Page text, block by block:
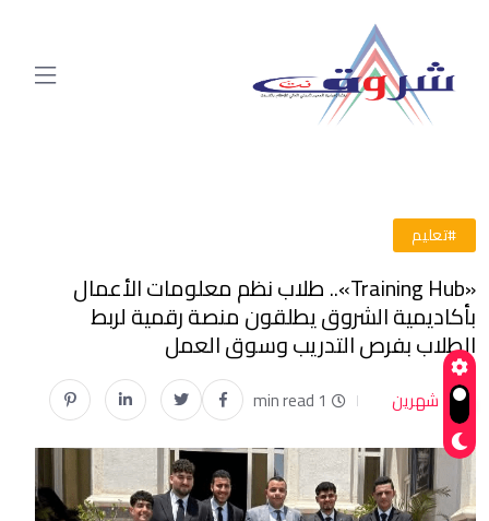
#تعليم
«Training Hub».. طلاب نظم معلومات الأعمال
بأكاديمية الشروق يطلقون منصة رقمية لربط
الطلاب بفرص التدريب وسوق العمل
شهرين 1 min read